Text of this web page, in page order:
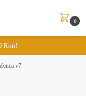
0
Ron!
v7